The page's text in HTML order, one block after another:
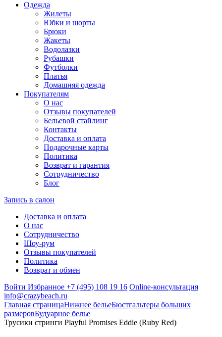
Одежда
Жилеты
Юбки и шорты
Брюки
Жакеты
Водолазки
Рубашки
Футболки
Платья
Домашняя одежда
Покупателям
О нас
Отзывы покупателей
Бельевой стайлинг
Контакты
Доставка и оплата
Подарочные карты
Политика
Возврат и гарантия
Сотрудничество
Блог
Запись в салон
Доставка и оплата
О нас
Сотрудничество
Шоу-рум
Отзывы покупателей
Политика
Возврат и обмен
Войти Избранное +7 (495) 108 19 16 Online-консультация
info@crazybeach.ru
Главная страницаНижнее бельеБюстгальтеры больших
размеровБудуарное белье
Трусики стринги Playful Promises Eddie (Ruby Red)